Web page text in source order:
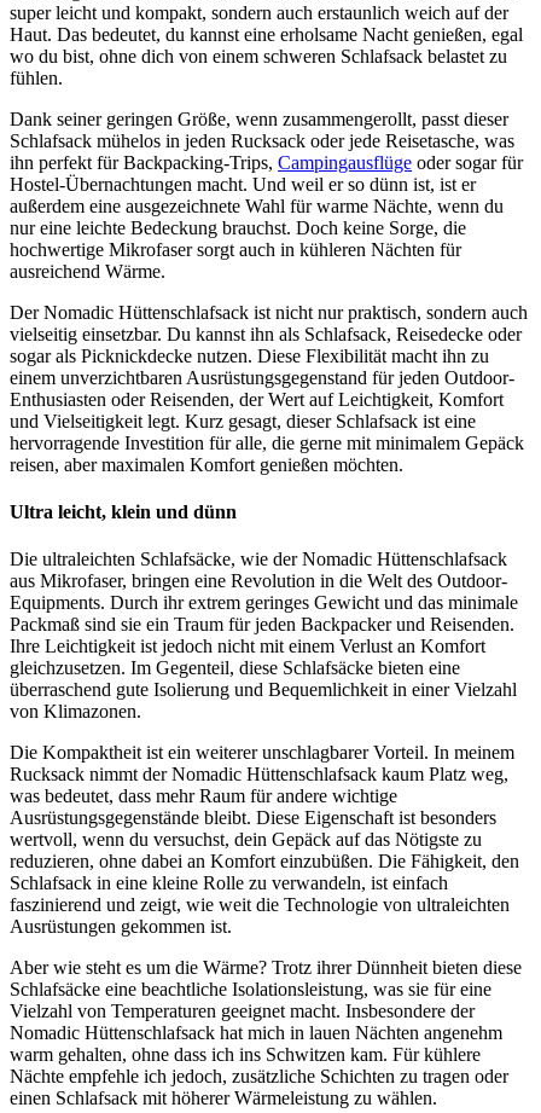
super leicht und kompakt, sondern auch erstaunlich weich auf der
Haut. Das bedeutet, du kannst eine erholsame Nacht genießen, egal
wo du bist, ohne dich von einem schweren Schlafsack belastet zu
fühlen.
Dank seiner geringen Größe, wenn zusammengerollt, passt dieser
Schlafsack mühelos in jeden Rucksack oder jede Reisetasche, was
ihn perfekt für Backpacking-Trips, Campingausflüge oder sogar für
Hostel-Übernachtungen macht. Und weil er so dünn ist, ist er
außerdem eine ausgezeichnete Wahl für warme Nächte, wenn du
nur eine leichte Bedeckung brauchst. Doch keine Sorge, die
hochwertige Mikrofaser sorgt auch in kühleren Nächten für
ausreichend Wärme.
Der Nomadic Hüttenschlafsack ist nicht nur praktisch, sondern auch
vielseitig einsetzbar. Du kannst ihn als Schlafsack, Reisedecke oder
sogar als Picknickdecke nutzen. Diese Flexibilität macht ihn zu
einem unverzichtbaren Ausrüstungsgegenstand für jeden Outdoor-
Enthusiasten oder Reisenden, der Wert auf Leichtigkeit, Komfort
und Vielseitigkeit legt. Kurz gesagt, dieser Schlafsack ist eine
hervorragende Investition für alle, die gerne mit minimalem Gepäck
reisen, aber maximalen Komfort genießen möchten.
Ultra leicht, klein und dünn
Die ultraleichten Schlafsäcke, wie der Nomadic Hüttenschlafsack
aus Mikrofaser, bringen eine Revolution in die Welt des Outdoor-
Equipments. Durch ihr extrem geringes Gewicht und das minimale
Packmaß sind sie ein Traum für jeden Backpacker und Reisenden.
Ihre Leichtigkeit ist jedoch nicht mit einem Verlust an Komfort
gleichzusetzen. Im Gegenteil, diese Schlafsäcke bieten eine
überraschend gute Isolierung und Bequemlichkeit in einer Vielzahl
von Klimazonen.
Die Kompaktheit ist ein weiterer unschlagbarer Vorteil. In meinem
Rucksack nimmt der Nomadic Hüttenschlafsack kaum Platz weg,
was bedeutet, dass mehr Raum für andere wichtige
Ausrüstungsgegenstände bleibt. Diese Eigenschaft ist besonders
wertvoll, wenn du versuchst, dein Gepäck auf das Nötigste zu
reduzieren, ohne dabei an Komfort einzubüßen. Die Fähigkeit, den
Schlafsack in eine kleine Rolle zu verwandeln, ist einfach
faszinierend und zeigt, wie weit die Technologie von ultraleichten
Ausrüstungen gekommen ist.
Aber wie steht es um die Wärme? Trotz ihrer Dünnheit bieten diese
Schlafsäcke eine beachtliche Isolationsleistung, was sie für eine
Vielzahl von Temperaturen geeignet macht. Insbesondere der
Nomadic Hüttenschlafsack hat mich in lauen Nächten angenehm
warm gehalten, ohne dass ich ins Schwitzen kam. Für kühlere
Nächte empfehle ich jedoch, zusätzliche Schichten zu tragen oder
einen Schlafsack mit höherer Wärmeleistung zu wählen.